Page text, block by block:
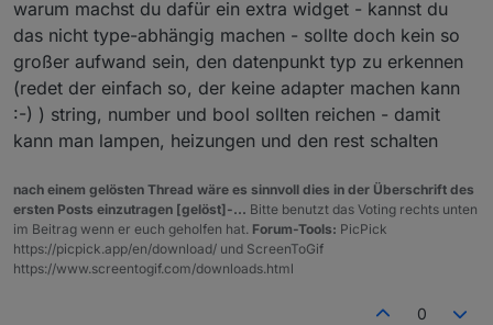
warum machst du dafür ein extra widget - kannst du
das nicht type-abhängig machen - sollte doch kein so
großer aufwand sein, den datenpunkt typ zu erkennen
(redet der einfach so, der keine adapter machen kann
:-) ) string, number und bool sollten reichen - damit
kann man lampen, heizungen und den rest schalten
nach einem gelösten Thread wäre es sinnvoll dies in der Überschrift des
ersten Posts einzutragen [gelöst]-... Bitte benutzt das Voting rechts unten
im Beitrag wenn er euch geholfen hat. Forum-Tools: PicPick
https://picpick.app/en/download/ und ScreenToGif
https://www.screentogif.com/downloads.html
0